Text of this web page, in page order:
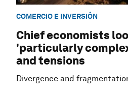
COMERCIO E INVERSIÓN
Chief economists
'particularly
and tensions
Divergence and